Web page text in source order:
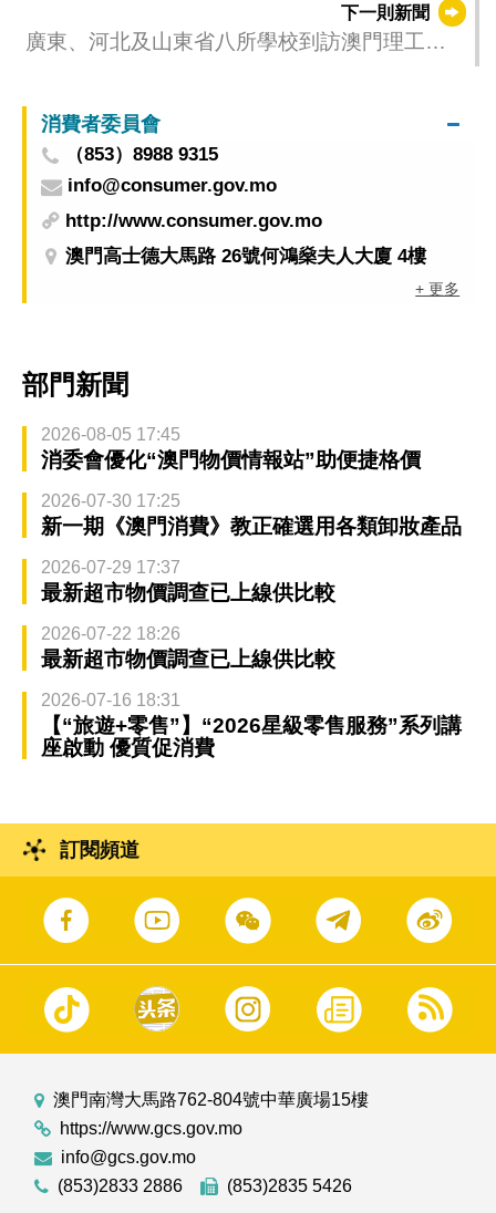
下一則新聞
廣東、河北及山東省八所學校到訪澳門理工大
消費者委員會
（853）8988 9315
info@consumer.gov.mo
http://www.consumer.gov.mo
澳門高士德大馬路 26號何鴻燊夫人大廈 4樓
+ 更多
部門新聞
2026-08-05 17:45
消委會優化“澳門物價情報站”助便捷格價
2026-07-30 17:25
新一期《澳門消費》教正確選用各類卸妝產品
2026-07-29 17:37
最新超市物價調查已上線供比較
2026-07-22 18:26
最新超市物價調查已上線供比較
2026-07-16 18:31
【“旅遊+零售”】“2026星級零售服務”系列講
座啟動 優質促消費
訂閱頻道
澳門南灣大馬路762-804號中華廣場15樓
https://www.gcs.gov.mo
info@gcs.gov.mo
(853)2833 2886
(853)2835 5426